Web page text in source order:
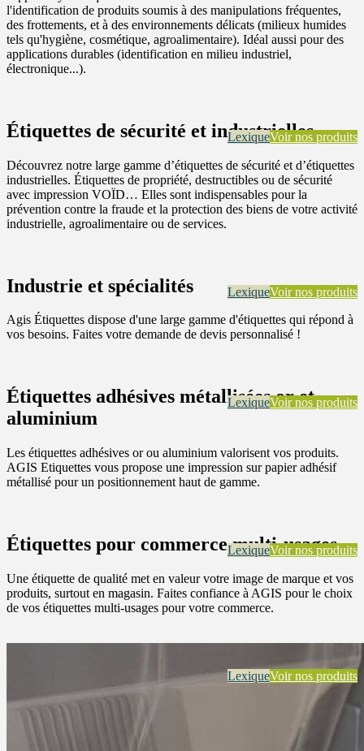
l'identification de produits soumis à des manipulations fréquentes,
des frottements, et à des environnements délicats (milieux humides
tels qu'hygiène, cosmétique, agroalimentaire). Idéal aussi pour des
applications durables (identification en milieu industriel,
électronique...).
LexiqueVoir nos produits
Étiquettes de sécurité et industrielles
Découvrez notre large gamme d’étiquettes de sécurité et d’étiquettes
industrielles. Étiquettes de propriété, destructibles ou de sécurité
avec impression VOÏD… Elles sont indispensables pour la
prévention contre la fraude et la protection des biens de votre activité
industrielle, agroalimentaire ou de services.
LexiqueVoir nos produits
Industrie et spécialités
Agis Étiquettes dispose d'une large gamme d'étiquettes qui répond à
vos besoins. Faites votre demande de devis personnalisé !
LexiqueVoir nos produits
Étiquettes adhésives métallisées or et
aluminium
Les étiquettes adhésives or ou aluminium valorisent vos produits.
AGIS Etiquettes vous propose une impression sur papier adhésif
métallisé pour un positionnement haut de gamme.
LexiqueVoir nos produits
Étiquettes pour commerce multi-usages
Une étiquette de qualité met en valeur votre image de marque et vos
produits, surtout en magasin. Faites confiance à AGIS pour le choix
de vos étiquettes multi-usages pour votre commerce.
LexiqueVoir nos produits